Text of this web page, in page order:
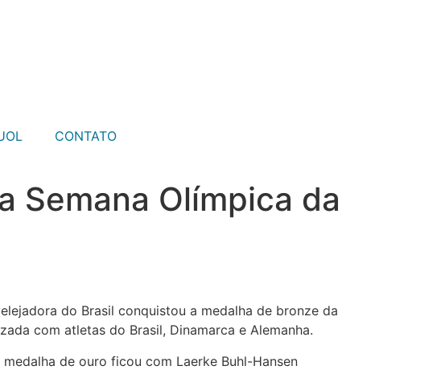
CONTATO
Semana Olímpica da
do Brasil conquistou a medalha de bronze da
com atletas do Brasil, Dinamarca e Alemanha.
de ouro ficou com Laerke Buhl-Hansen